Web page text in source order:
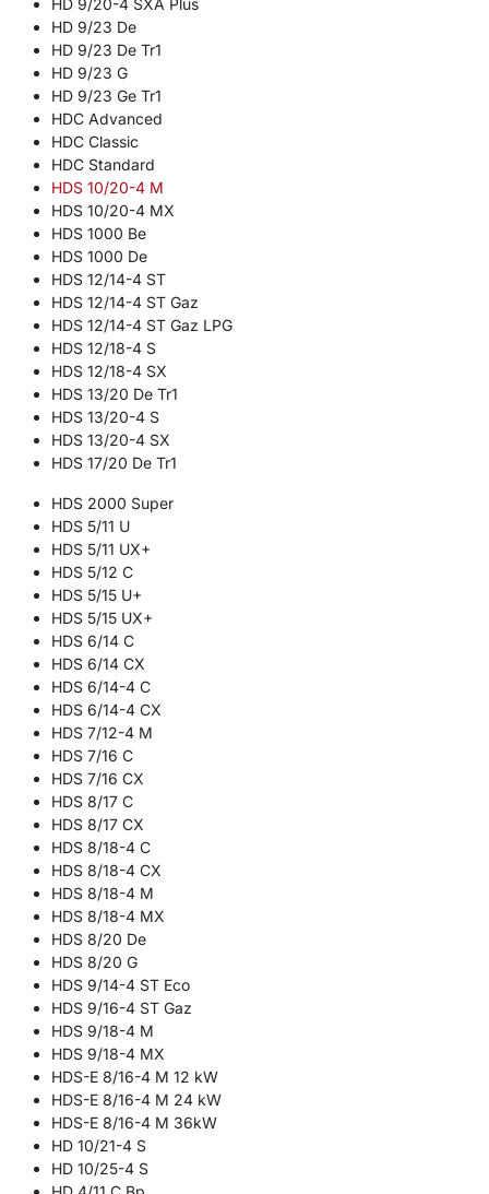
HD 9/23 De
HD 9/23 De Tr1
HD 9/23 G
HD 9/23 Ge Tr1
HDC Advanced
HDC Classic
HDC Standard
HDS 10/20-4 M
HDS 10/20-4 MX
HDS 1000 Be
HDS 1000 De
HDS 12/14-4 ST
HDS 12/14-4 ST Gaz
HDS 12/14-4 ST Gaz LPG
HDS 12/18-4 S
HDS 12/18-4 SX
HDS 13/20 De Tr1
HDS 13/20-4 S
HDS 13/20-4 SX
HDS 17/20 De Tr1
HDS 2000 Super
HDS 5/11 U
HDS 5/11 UX+
HDS 5/12 C
HDS 5/15 U+
HDS 5/15 UX+
HDS 6/14 C
HDS 6/14 CX
HDS 6/14-4 C
HDS 6/14-4 CX
HDS 7/12-4 M
HDS 7/16 C
HDS 7/16 CX
HDS 8/17 C
HDS 8/17 CX
HDS 8/18-4 C
HDS 8/18-4 CX
HDS 8/18-4 M
HDS 8/18-4 MX
HDS 8/20 De
HDS 8/20 G
HDS 9/14-4 ST Eco
HDS 9/16-4 ST Gaz
HDS 9/18-4 M
HDS 9/18-4 MX
HDS-E 8/16-4 M 12 kW
HDS-E 8/16-4 M 24 kW
HDS-E 8/16-4 M 36kW
HD 10/21-4 S
HD 10/25-4 S